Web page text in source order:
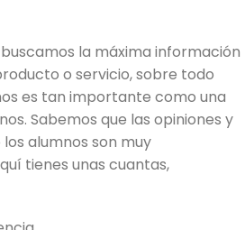
la máxima información
o servicio, sobre todo
es tan importante como una
Sabemos que las opiniones y
alumnos son muy
tienes unas cuantas,